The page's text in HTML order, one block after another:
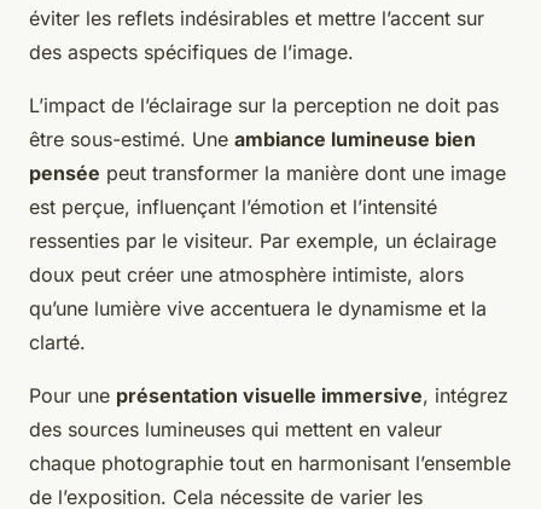
éviter les reflets indésirables et mettre l’accent sur
des aspects spécifiques de l’image.
L’impact de l’éclairage sur la perception ne doit pas
être sous-estimé. Une ambiance lumineuse bien
pensée peut transformer la manière dont une image
est perçue, influençant l’émotion et l’intensité
ressenties par le visiteur. Par exemple, un éclairage
doux peut créer une atmosphère intimiste, alors
qu’une lumière vive accentuera le dynamisme et la
clarté.
Pour une présentation visuelle immersive, intégrez
des sources lumineuses qui mettent en valeur
chaque photographie tout en harmonisant l’ensemble
de l’exposition. Cela nécessite de varier les